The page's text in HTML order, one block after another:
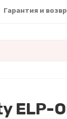
Гарантия и
ELP-